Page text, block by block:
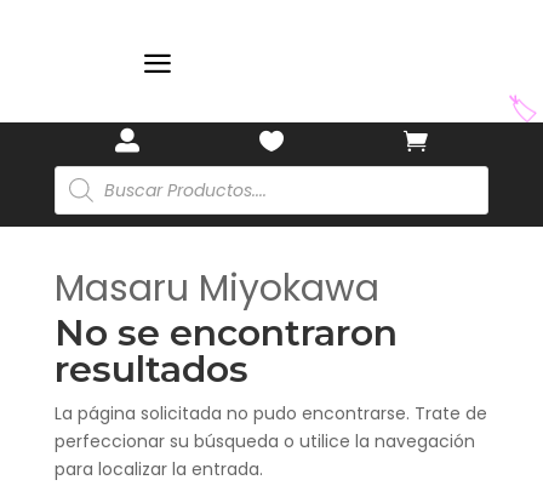
a
 

Búsqueda
de
productos
Masaru Miyokawa
No se encontraron
resultados
La página solicitada no pudo encontrarse. Trate de
perfeccionar su búsqueda o utilice la navegación
para localizar la entrada.
🏷️